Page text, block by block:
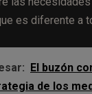
es diferente a
El buzón
de los